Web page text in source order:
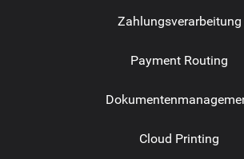
Zahlungsverarbeitung
Payment Routing
Cloud Printing